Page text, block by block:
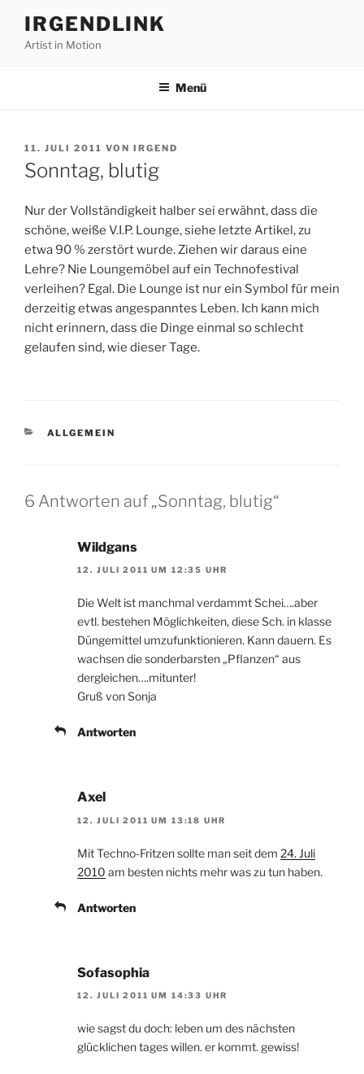
Inhalt
springen
IRGENDLINK
Artist in Motion
Menü
VERÖFFENTLICHT
AM
11. JULI 2011 VON IRGEND
Sonntag, blutig
Nur der Vollständigkeit halber sei erwähnt, dass die
schöne, weiße V.I.P. Lounge, siehe letzte Artikel, zu
etwa 90 % zerstört wurde. Ziehen wir daraus eine
Lehre? Nie Loungemöbel auf ein Technofestival
verleihen? Egal. Die Lounge ist nur ein Symbol für mein
derzeitig etwas angespanntes Leben. Ich kann mich
nicht erinnern, dass die Dinge einmal so schlecht
gelaufen sind, wie dieser Tage.
KATEGORIEN
ALLGEMEIN
6 Antworten auf „Sonntag, blutig“
Wildgans
12. JULI 2011 UM 12:35 UHR
Die Welt ist manchmal verdammt Schei….aber
evtl. bestehen Möglichkeiten, diese Sch. in klasse
Düngemittel umzufunktionieren. Kann dauern. Es
wachsen die sonderbarsten „Pflanzen“ aus
dergleichen….mitunter!
Gruß von Sonja
Antworten
Axel
12. JULI 2011 UM 13:18 UHR
Mit Techno-Fritzen sollte man seit dem 24. Juli
2010 am besten nichts mehr was zu tun haben.
Antworten
Sofasophia
12. JULI 2011 UM 14:33 UHR
wie sagst du doch: leben um des nächsten
glücklichen tages willen. er kommt. gewiss!